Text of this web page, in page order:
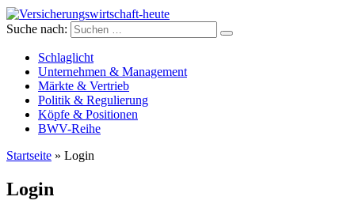
Versicherungswirtschaft-heute
Suche nach:
Schlaglicht
Unternehmen & Management
Märkte & Vertrieb
Politik & Regulierung
Köpfe & Positionen
BWV-Reihe
Startseite » Login
Login